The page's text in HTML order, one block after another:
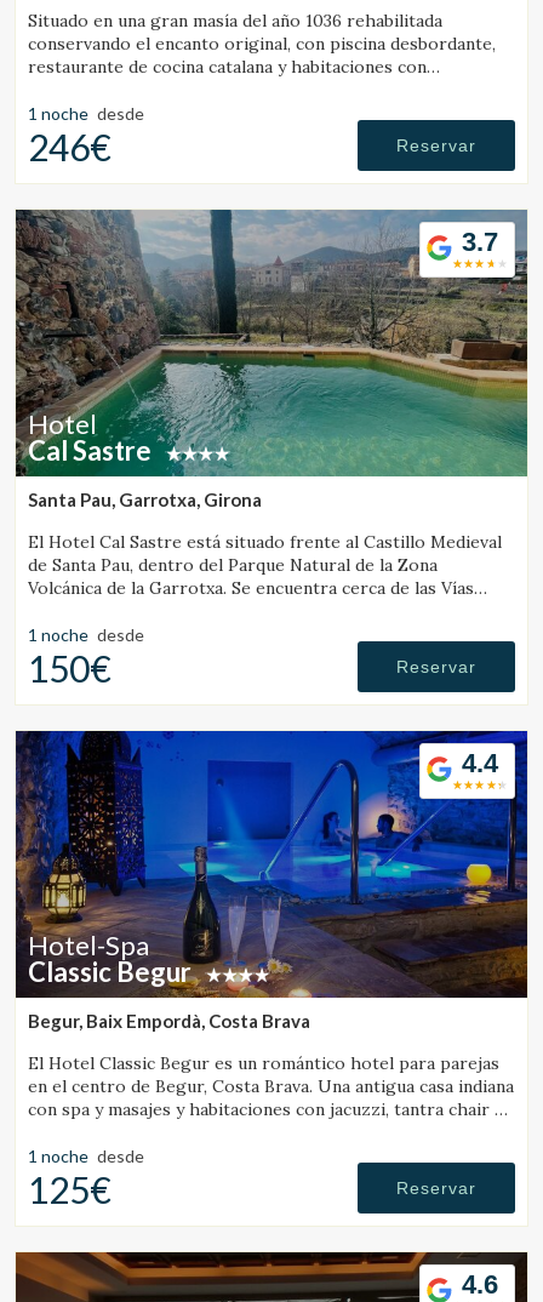
Situado en una gran masía del año 1036 rehabilitada
conservando el encanto original, con piscina desbordante,
restaurante de cocina catalana y habitaciones con
lujo.
1 noche desde
246€ Reservar
3.7
Hotel
Cal Sastre
Santa Pau, Garrotxa, Girona
El Hotel Cal Sastre está situado frente al Castillo Medieval
de Santa Pau, dentro del Parque Natural de la Zona
Volcánica de la Garrotxa. Se encuentra cerca de las Vías
1 noche desde
150€ Reservar
4.4
Hotel-Spa
Classic Begur
Begur, Baix Empordà, Costa Brava
El Hotel Classic Begur es un romántico hotel para parejas
en el centro de Begur, Costa Brava. Una antigua casa indiana
con spa y masajes y habitaciones con jacuzzi, tantra chair y
1 noche desde
125€ Reservar
4.6